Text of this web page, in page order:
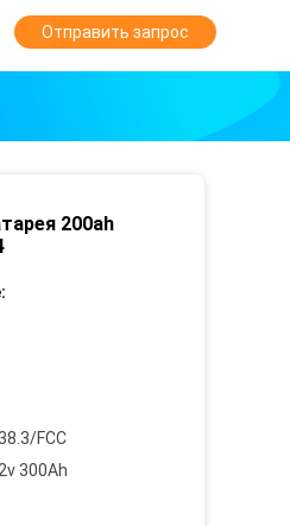
Отправить запрос
200ah
FCC
300Ah